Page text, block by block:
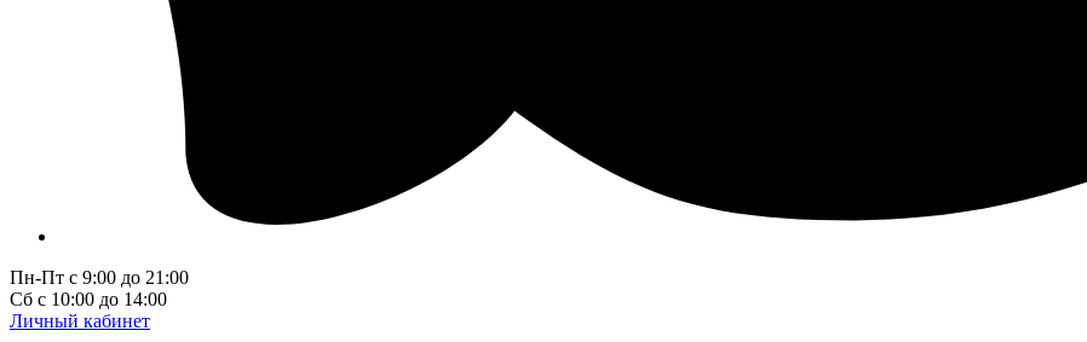
Пн-Пт с 9:00 до 21:00
Сб с 10:00 до 14:00
Личный кабинет